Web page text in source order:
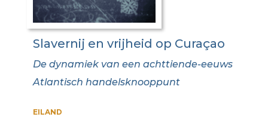
Slavernij en vrijheid op Curaçao
De dynamiek van een achttiende-eeuws
Atlantisch handelsknooppunt
EILAND